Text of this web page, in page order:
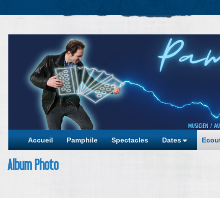
Accueil Pamphile Spectacles Dates
Album Photo